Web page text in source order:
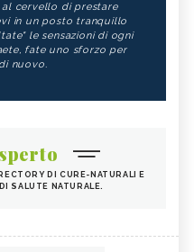
cervello di prestare
in un posto tranquillo
le sensazioni di ogni
fate uno sforzo per
nuovo.
DI CURE-NATURALI E
SALUTE NATURALE.